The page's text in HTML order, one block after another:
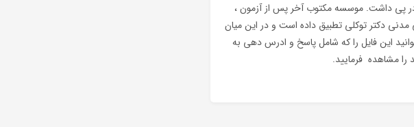
در پی داشت. موسسه مکتوب آخر پس از آزمون ،
دکتر توکلی تطبیق داده است و در این میان
می توانید این فایل را که شامل پاسخ و ادرس دهی به
مشاهده فرمایید.